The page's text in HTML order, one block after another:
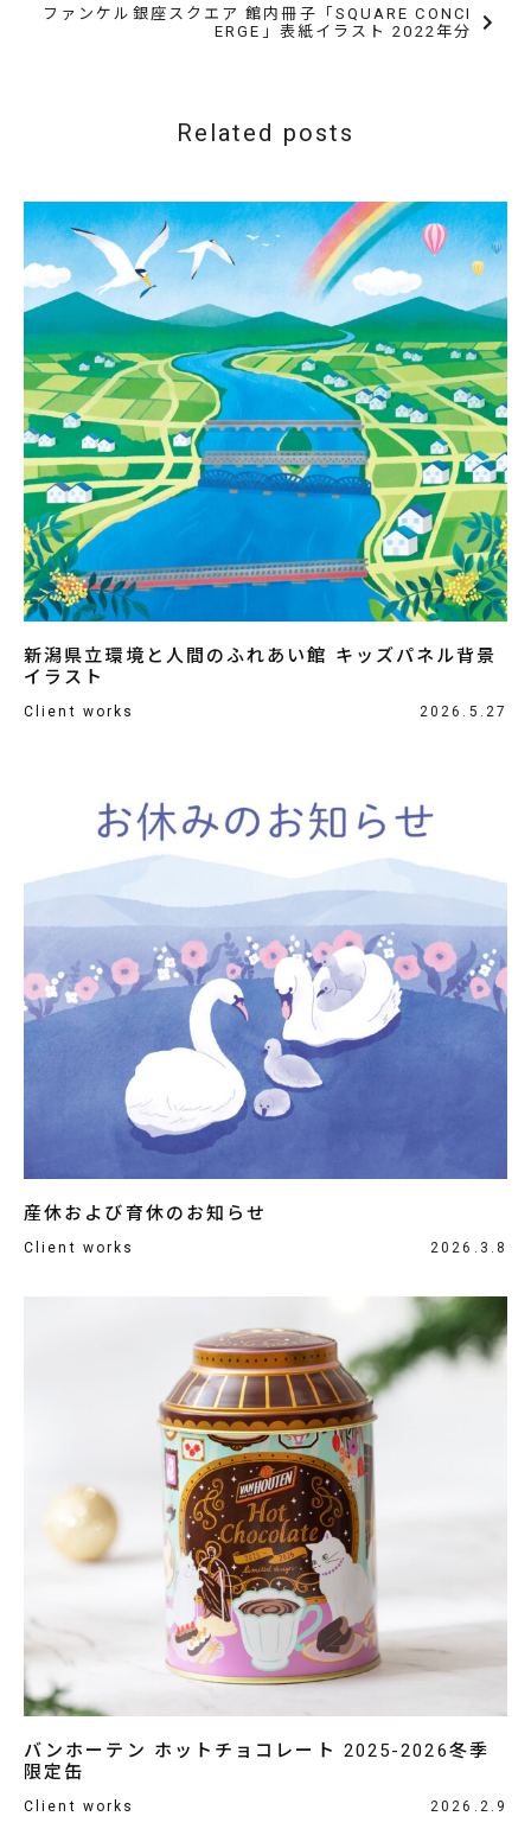
ファンケル銀座スクエア 館内冊子「SQUARE CONCI
ERGE」表紙イラスト 2022年分
Related posts
新潟県立環境と人間のふれあい館 キッズパネル背景
イラスト
Client works 2026.5.27
産休および育休のお知らせ
Client works 2026.3.8
バンホーテン ホットチョコレート 2025-2026冬季
限定缶
Client works 2026.2.9